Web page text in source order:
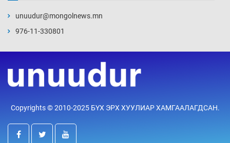
10 цаг 58 мин
11 цаг 28 мин
үйлчилж буй гэв
11 цаг 58 мин
unuudur@mongolnews.mn
976-11-330801
Copyrights © 2010-2025 БҮХ ЭРХ ХУУЛИАР ХАМГААЛАГДСАН.